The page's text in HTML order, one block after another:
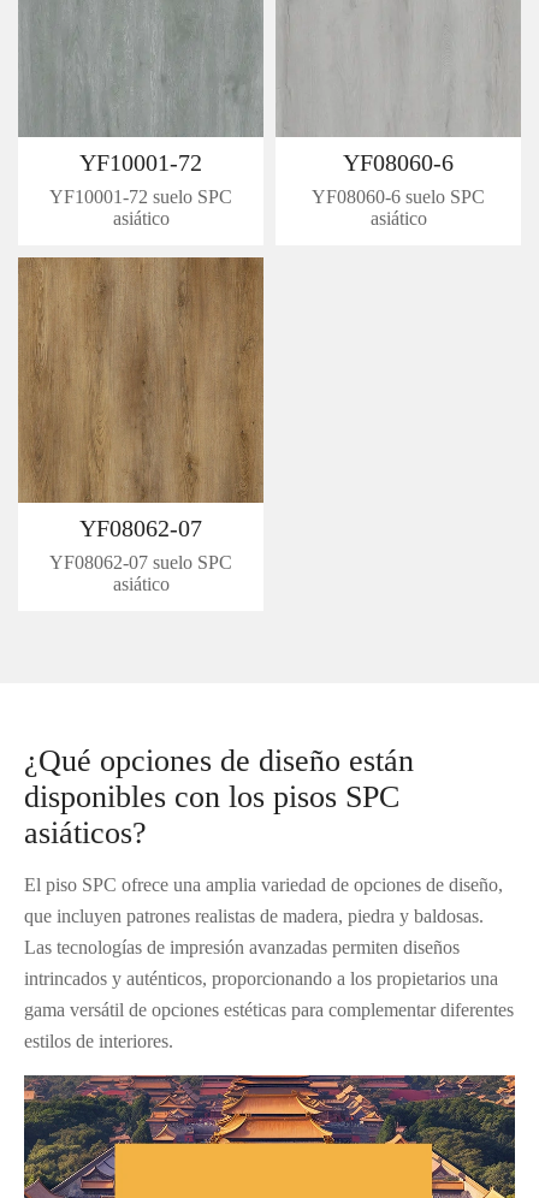
YF10001-72
YF10001-72 suelo SPC
asiático
YF08060-6
YF08060-6 suelo SPC
asiático
YF08062-07
YF08062-07 suelo SPC
asiático
¿Qué opciones de diseño están
disponibles con los pisos SPC
asiáticos?
El piso SPC ofrece una amplia variedad de opciones de diseño,
que incluyen patrones realistas de madera, piedra y baldosas.
Las tecnologías de impresión avanzadas permiten diseños
intrincados y auténticos, proporcionando a los propietarios una
gama versátil de opciones estéticas para complementar diferentes
estilos de interiores.